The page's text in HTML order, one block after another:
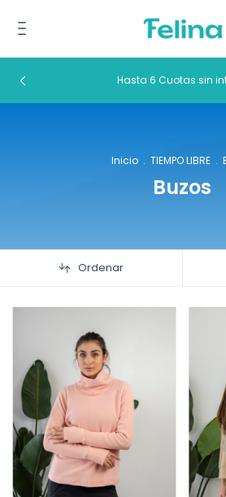
Hasta 6 Cuotas sin
Inicio . TIEMPO LIBRE .
Buzos
Ordenar